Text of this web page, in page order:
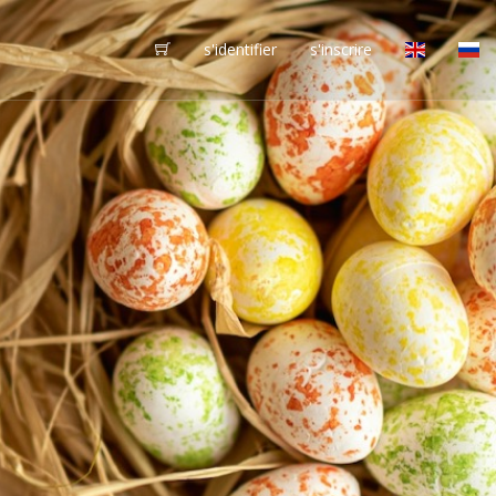
s'identifier s'inscrire